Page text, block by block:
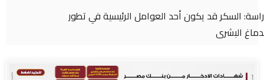
بعد خطأ “كارثي”.. عقوبة صارمة لجراح مصري في
بريطانيا